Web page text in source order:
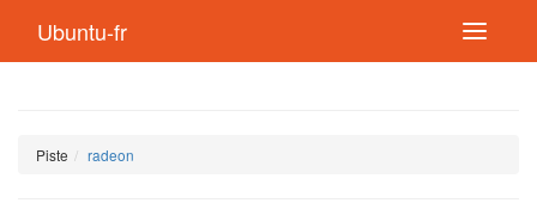
Ubuntu-fr
Piste radeon